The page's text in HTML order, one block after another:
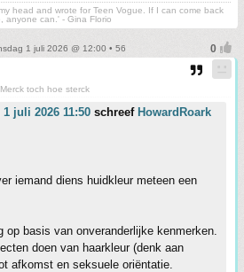
head and wrote for Teen Vogue. If I can come back
anyone can.' - Gina Florio
1 juli 2026 @ 12:00 • 56
Merck toch hoe sterck
juli 2026 11:50 schreef HowardRoark
iemand diens huidkleur meteen een
op basis van onveranderlijke kenmerken.
doen van haarkleur (denk aan
afkomst en seksuele oriëntatie.